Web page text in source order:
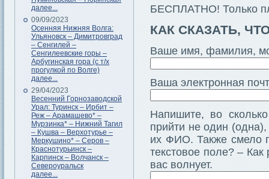
далее...
09/09/2023
Осенняя Нижняя Волга:
Ульяновск – Димитровград
– Сенгилей –
Сенгилеевские горы –
Арбугинская гора (с т/х
прогулкой по Волге)
далее...
29/04/2023
Весенний Горнозаводской
Урал: Туринск – Ирбит –
Реж – Арамашево* –
Мурзинка* – Нижний Тагил
– Кушва – Верхотурье –
Меркушино* – Серов –
Краснотурьинск –
Карпинск – Волчанск –
Североуральск
далее...
БЕСПЛАТНО! Только
КАК СКАЗАТЬ,
Ваше имя, фамилия,
Ваша электронная
Напишите, во
прийти не один
их ФИО. Также смело
текстовое поле? –
вас волнует.